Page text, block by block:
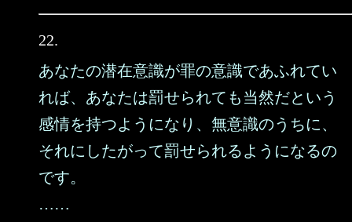
22.
あなたの潜在意識が罪の意識であふれてい
れば、あなたは罰せられても当然だという
感情を持つようになり、無意識のうちに、
それにしたがって罰せられるようになるの
です。
……